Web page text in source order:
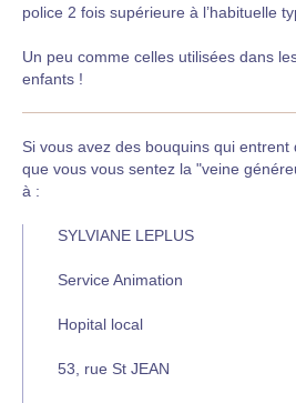
police 2 fois supérieure à l’habituelle
Un peu comme celles utilisées dans
enfants !
Si vous avez des bouquins qui
que vous vous sentez la "veine
à :
SYLVIANE LEPLUS
Service Animation
Hopital local
53, rue St JEAN